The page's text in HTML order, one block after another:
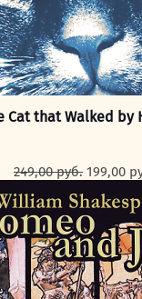
Cat that Walked by
249,00руб.
249,00
199,00